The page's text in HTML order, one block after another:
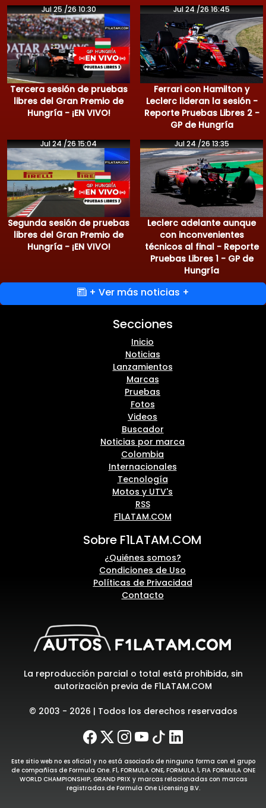
Jul 25 /26 10:30
Tercera sesión de pruebas
libres del Gran Premio de
Hungría - ¡EN VIVO!
Jul 24 /26 16:45
Ferrari con Hamilton y
Leclerc lideran la sesión -
Reporte Pruebas Libres 2 -
GP de Hungría
Jul 24 /26 15:04
Segunda sesión de pruebas
libres del Gran Premio de
Hungría - ¡EN VIVO!
Jul 24 /26 13:35
Leclerc adelante aunque
con inconvenientes
técnicos al final - Reporte
Pruebas Libres 1 - GP de
Hungría
+ Ver más noticias +
Secciones
Inicio
Noticias
Lanzamientos
Marcas
Pruebas
Fotos
Videos
Buscador
Noticias por marca
Colombia
Internacionales
Tecnología
Motos y UTV's
RSS
F1LATAM.COM
Sobre F1LATAM.COM
¿Quiénes somos?
Condiciones de Uso
Políticas de Privacidad
Contacto
La reproducción parcial o total está prohibida, sin
autorización previa de F1LATAM.COM
© 2003 - 2026 | Todos los derechos reservados
Este sitio web no es oficial y no está asociado de ninguna forma con el grupo
de compañías de Formula One. F1, FORMULA ONE, FORMULA 1, FIA FORMULA ONE
WORLD CHAMPIONSHIP, GRAND PRIX y marcas relacionadas con marcas
registradas de Formula One Licensing B.V.